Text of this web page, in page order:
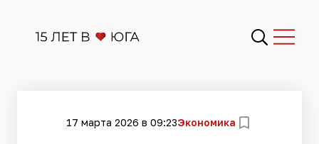
17 марта 2026 в 09:23Экономика